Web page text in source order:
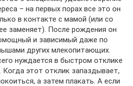
– на первых порах все это он
в контакте с мамой (или со
заменяет). После рождения он
и зависимый даже по
других млекопитающих.
нуждается в быстром отклике
Когда этот отклик запаздывает,
а затем плакать. А если